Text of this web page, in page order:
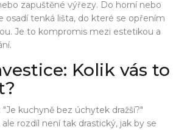
zapuštěné výřezy. Do horní nebo
osadí tenká lišta, do které se opřením
Je to kompromis mezi estetikou a
Kolik vás to
"Je kuchyně bez úchytek dražší?"
rozdíl není tak drastický, jak by se